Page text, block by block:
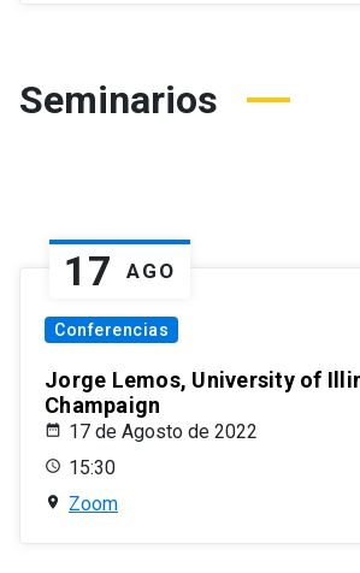
Seminarios
17 AGO
Conferencias
Jorge Lemos, University of
Champaign
17 de Agosto de 2022
15:30
Zoom